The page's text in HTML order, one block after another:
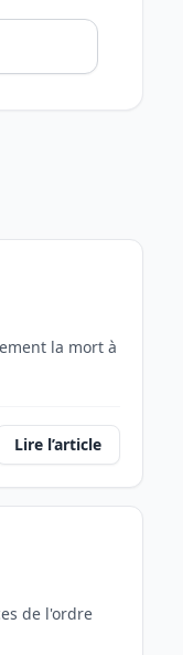
la mort à
Lire l’article
de l'ordre